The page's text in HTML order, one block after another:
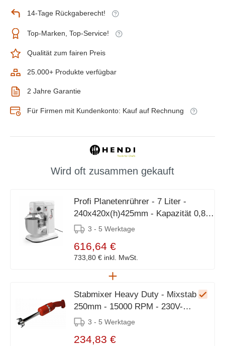
14-Tage Rückgaberecht!
Top-Marken, Top-Service!
Qualität zum fairen Preis
25.000+ Produkte verfügbar
2 Jahre Garantie
Für Firmen mit Kundenkonto: Kauf auf Rechnung
Wird oft zusammen gekauft
Profi Planetenrührer - 7 Liter -
240x420x(h)425mm - Kapazität 0,8
kg
3 - 5 Werktage
616,64 €
733,80 € inkl. MwSt.
Stabmixer Heavy Duty - Mixstab
250mm - 15000 RPM - 230V-
250W3 - 5 Werktage
234,83 €